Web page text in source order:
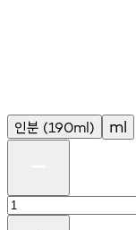
인분 (190ml) ml